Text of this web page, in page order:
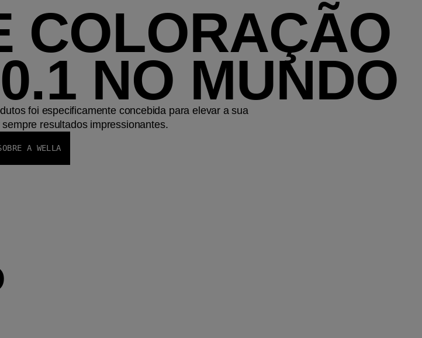
COLORAÇÃO
NO MUNDO
foi especificamente concebida para elevar a sua
resultados impressionantes.
A WELLA